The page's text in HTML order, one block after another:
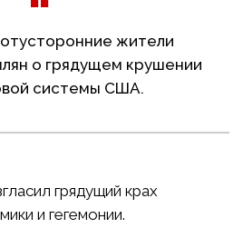
жители
о грядущем крушении
системы США.
грядущий крах
и гегемонии.